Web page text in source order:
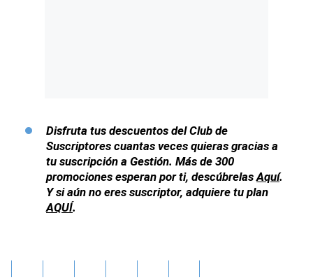
Disfruta tus descuentos del Club de
Suscriptores cuantas veces quieras gracias a
tu suscripción a Gestión. Más de 300
promociones esperan por ti, descúbrelasAquí.
Y si aún no eres suscriptor, adquiere tu plan
AQUÍ.